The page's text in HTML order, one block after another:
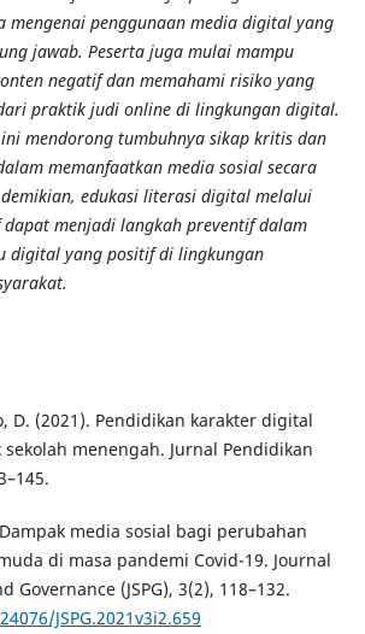
mengenai penggunaan media digital yang
jawab. Peserta juga mulai mampu
negatif dan memahami risiko yang
praktik judi online di lingkungan digital.
mendorong tumbuhnya sikap kritis dan
memanfaatkan media sosial secara
edukasi literasi digital melalui
menjadi langkah preventif dalam
digital yang positif di lingkungan
D. (2021). Pendidikan karakter digital
menengah. Jurnal Pendidikan
media sosial bagi perubahan
di masa pandemi Covid-19. Journal
Governance (JSPG), 3(2), 118–132.
JSPG.2021v3i2.659